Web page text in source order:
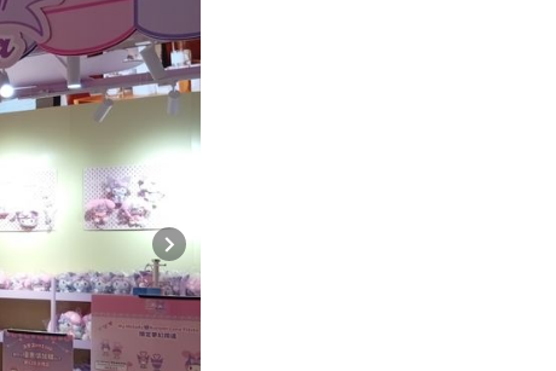
Next slide